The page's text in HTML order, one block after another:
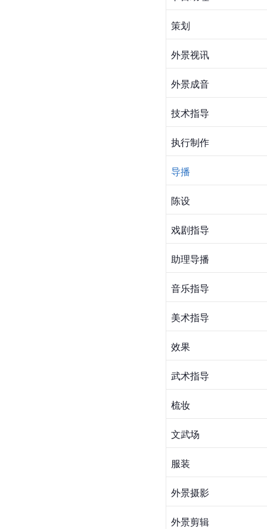
策划
外景视讯
外景成音
技术指导
执行制作
导播
陈设
戏剧指导
助理导播
音乐指导
美术指导
效果
武术指导
梳妆
文武场
服装
外景摄影
外景剪辑